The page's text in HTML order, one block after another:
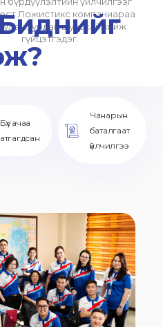
Ложистикс компаниараа
хурдан шуурхай хийж
гүйцэтгэдэг.
Бүх ачаа
Чанарын
баталгаат
үйлчилгээ